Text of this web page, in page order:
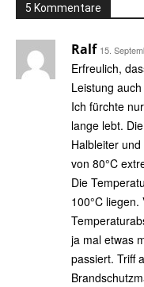
5 Kommentare
Ralf 15.
Erfreulich,
Leistung
Ich fürchte
lange lebt.
Halbleiter
von 80°C
Die
100°C
ja mal etwas
passiert. Triff